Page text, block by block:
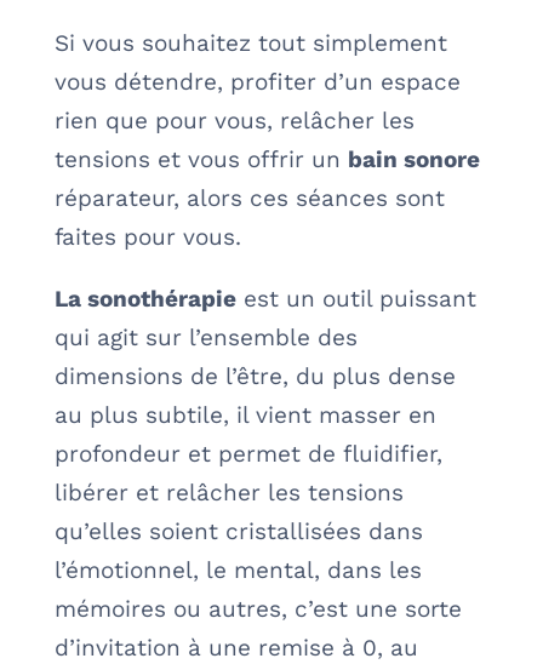
Si vous souhaitez tout simplement
vous détendre, profiter d’un espace
rien que pour vous, relâcher les
tensions et vous offrir un bain sonore
réparateur, alors ces séances sont
faites pour vous.
La sonothérapieest un outil puissant
qui agit sur l’ensemble des
dimensions de l’être, du plus dense
au plus subtile, il vient masser en
profondeur et permet de fluidifier,
libérer et relâcher les tensions
qu’elles soient cristallisées dans
l’émotionnel, le mental, dans les
mémoires ou autres, c’est une sorte
d’invitation à une remise à 0, au